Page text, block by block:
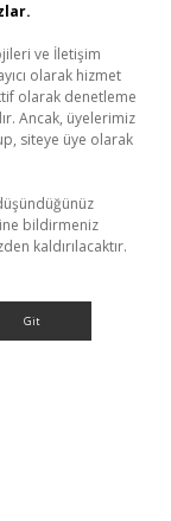
ve İletişim
olarak hizmet
olarak denetleme
Ancak, üyelerimiz
siteye üye olarak
bildirmeniz
kaldırılacaktır.